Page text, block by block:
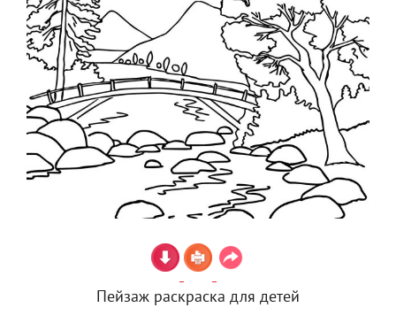
Пейзаж раскраска для детей